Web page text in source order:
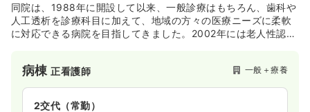
同院は、1988年に開設して以来、一般診療はもちろん、歯科や
人工透析を診療科目に加えて、地域の方々の医療ニーズに柔軟
に対応できる病院を目指してきました。2002年には老人性認知
体制を整えて支援しております。
病棟正看護師 一般＋療養
2交代（常勤）